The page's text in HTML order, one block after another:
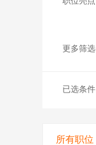
更多筛选
已选条件
所有职位